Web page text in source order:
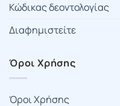
Κώδικας δεοντολογίας
Διαφημιστείτε
Όροι Χρήσης
Όροι Χρήσης